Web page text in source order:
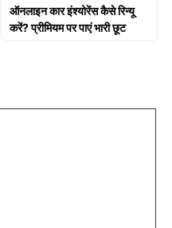
ऑनलाइन कार इंश्योरेंस कैसे रिन्यू
करें? प्रीमियम पर पाएं भारी छूट